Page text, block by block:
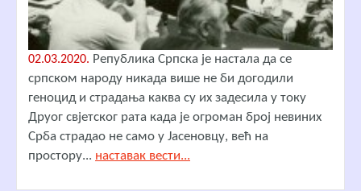
02.03.2020. Република Српска је настала да се
српском народу никада више не би догодили
геноцид и страдања каква су их задесила у току
Друог свјетског рата када је огроман број невиних
Срба страдао не само у Јасеновцу, већ на
простору... наставак вести...